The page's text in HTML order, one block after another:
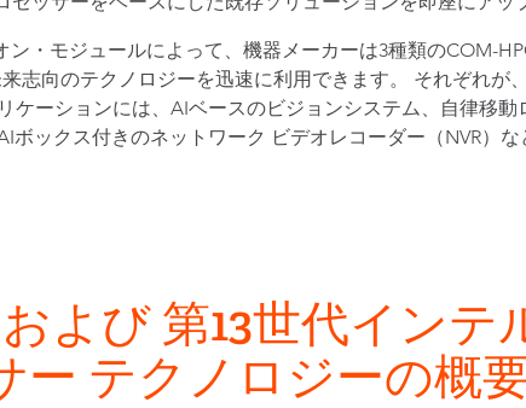
・モジュールによって、機器メーカーは3種類のCOM-
志向のテクノロジーを迅速に利用できます。 それぞれ
ケーションには、AIベースのビジョンシステム、自律移
ックス付きのネットワーク ビデオレコーダー（NVR）
よび 第13世代イン
ー テクノロジーの概